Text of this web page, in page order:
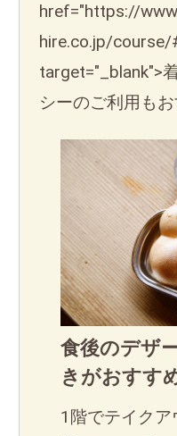
href="https://
hire.co.jp/course/
target="_blank">
シーのご利用も
食後のデザ
きがおすす
1階でテイク